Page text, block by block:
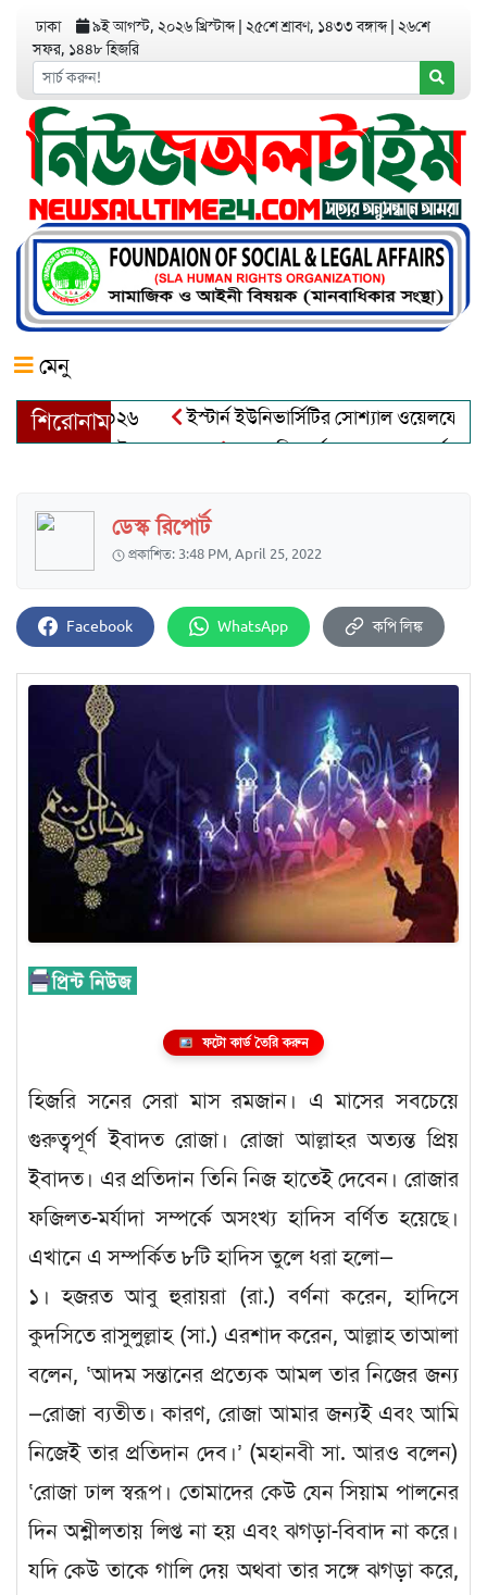
ঢাকা ৯ই আগস্ট, ২০২৬ খ্রিস্টাব্দ ২৫শে শ্রাবণ, ১৪৩৩ বঙ্গাব্দ ২৬শে
সফর, ১৪৪৮ হিজরি
মেনু
শিরোনাম
ইস্টার্ন ইউনিভার্সিটির সোশ্যাল ওয়েলফেয়ার
আত্মশুদ্ধি অর্জন ও অশুভকে বর্জন করে
ডেস্ক রিপোর্ট
প্রকাশিত: 3:48 PM, April 25, 2022
Facebook WhatsApp কপি লিঙ্ক
ফটো কার্ড তৈরি করুন
হিজরি সনের সেরা মাস রমজান। এ মাসের সবচেয়ে
গুরুত্বপূর্ণ ইবাদত রোজা। রোজা আল্লাহর অত্যন্ত প্রিয়
ইবাদত। এর প্রতিদান তিনি নিজ হাতেই দেবেন। রোজার
ফজিলত-মর্যাদা সম্পর্কে অসংখ্য হাদিস বর্ণিত হয়েছে।
এখানে এ সম্পর্কিত ৮টি হাদিস তুলে ধরা হলো—
১। হজরত আবু হুরায়রা (রা.) বর্ণনা করেন, হাদিসে
কুদসিতে রাসুলুল্লাহ (সা.) এরশাদ করেন, আল্লাহ তাআলা
বলেন, ‘আদম সন্তানের প্রত্যেক আমল তার নিজের জন্য
—রোজা ব্যতীত। কারণ, রোজা আমার জন্যই এবং আমি
নিজেই তার প্রতিদান দেব।’ (মহানবী সা. আরও বলেন)
‘রোজা ঢাল স্বরূপ। তোমাদের কেউ যেন সিয়াম পালনের
দিন অশ্লীলতায় লিপ্ত না হয় এবং ঝগড়া-বিবাদ না করে।
যদি কেউ তাকে গালি দেয় অথবা তার সঙ্গে ঝগড়া করে,